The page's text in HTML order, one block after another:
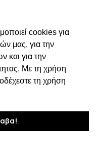
cookies για
μας, για την
και για την
Με τη χρήση
τη χρήση